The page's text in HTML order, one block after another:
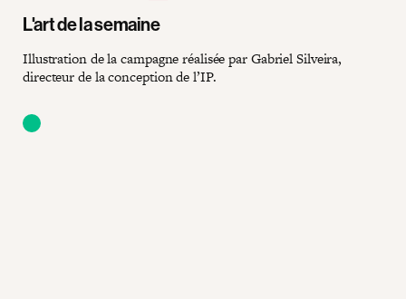
L'art de la semaine
Illustration de la campagne réalisée par Gabriel Silveira,
directeur de la conception de l’IP.